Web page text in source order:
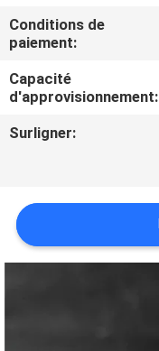
CONTRÔLE
DE
LA
QUALITÉ
CONTACTER
DEMANDEZ
Conditions de
paiement:
Capacité
d'approvisionnement:
Surligner: